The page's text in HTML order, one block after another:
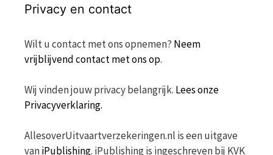
Privacy en contact
Wilt u contact met ons opnemen? Neem
vrijblijvend contact met ons op.
Wij vinden jouw privacy belangrijk. Lees onze
Privacyverklaring.
AllesoverUitvaartverzekeringen.nl is een uitgave
vaniPublishing. iPublishing is ingeschreven bij KVK